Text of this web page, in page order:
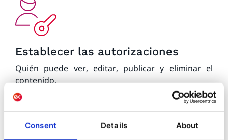
Consent Details About
Establecer las autorizaciones
Quién puede ver, editar, publicar y eliminar el
contenido.